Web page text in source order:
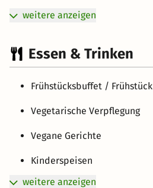
weitere anzeigen
Essen & Trinken
Frühstücksbuffet / Frühstück
Vegetarische Verpflegung
Vegane Gerichte
Kinderspeisen
weitere anzeigen